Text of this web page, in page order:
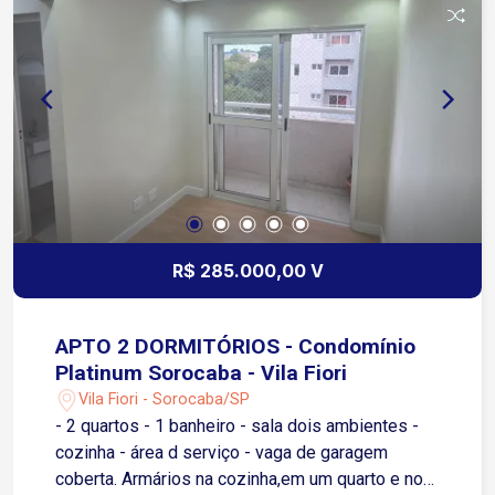
casa já conta com armários planejados,
otimizando o espaço e facilitando a organização.
Além disso, a área de lazer oferece uma
churrasqueira, o local perfeito para realizar
churrascos memoráveis com quem você ama. O
Condomínio Vila Grimaldi oferece toda a
segurança e tranquilidade que você e sua família
merecem. É a oportunidade ideal para quem
busca qualidade de vida em uma região
valorizada de Sorocaba
R$ 285.000,00 V
APTO 2 DORMITÓRIOS - Condomínio
Platinum Sorocaba - Vila Fiori
Vila Fiori - Sorocaba/SP
- 2 quartos - 1 banheiro - sala dois ambientes -
cozinha - área d serviço - vaga de garagem
coberta. Armários na cozinha,em um quarto e no